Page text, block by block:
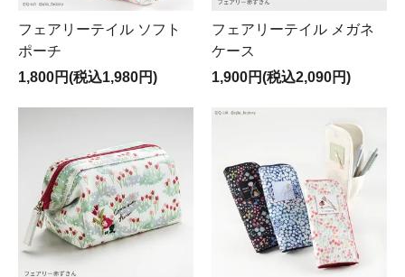
フェアリーテイル ソフト
ポーチ
1,800円(税込1,980円)
フェアリーテイル メガネ
ケース
1,900円(税込2,090円)